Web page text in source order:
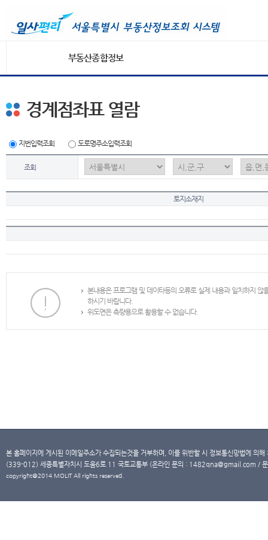
부동산종합정보
경계점좌표 열람
지번입력조회 도로명주소입력조회
조회
토지소재지
본내용은 프로그램 및 데이타등의 오류로 실제 내용과 일치하지
하시기 바랍니다.
위도면은 측량용으로 활용할 수 없습니다.
본 홈페이지에 게시된 이메일주소가 수집되는것을 거부하며, 이를 위반할 시 정보통신망법에 의
(339-012) 세종특별자치시 도움6로 11 국토교통부 (온라인 문의 : 1482qna@gmail.com /
copyright@2014 MOLIT All rights reserved.